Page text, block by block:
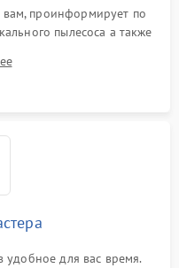
проинформирует по
пылесоса а также
удобное для вас время.